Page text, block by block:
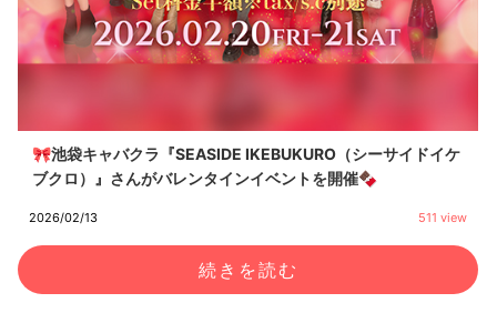
2026/02/13 511 view
🎀池袋キャバクラ『SEASIDE IKEBUKURO（シーサイドイケ
ブクロ）』さんがバレンタインイベントを開催🍫
続きを読む